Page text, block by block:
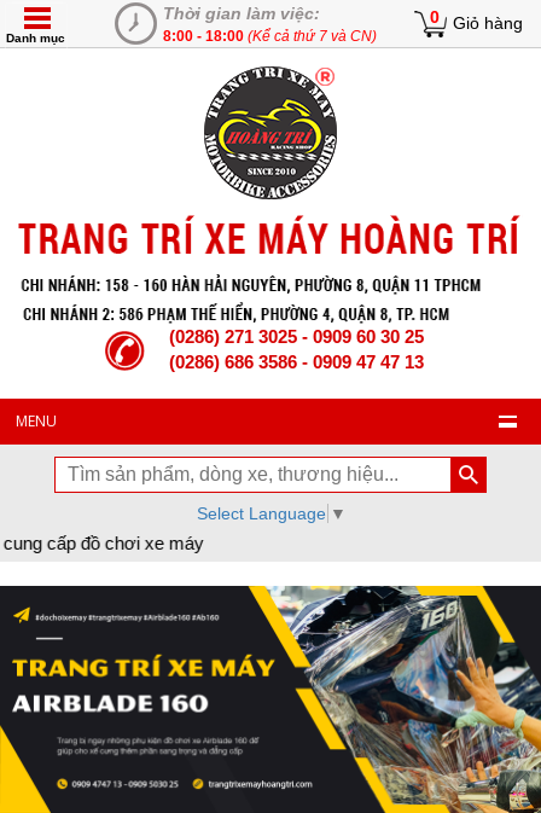
Thời gian làm việc:
8:00 - 18:00 (Kể cả thứ 7 và CN)
0 Giỏ hàng
Danh mục
(0286) 271 3025 - 0909 60 30 25
(0286) 686 3586 - 0909 47 47 13
MENU
Select Language ▼